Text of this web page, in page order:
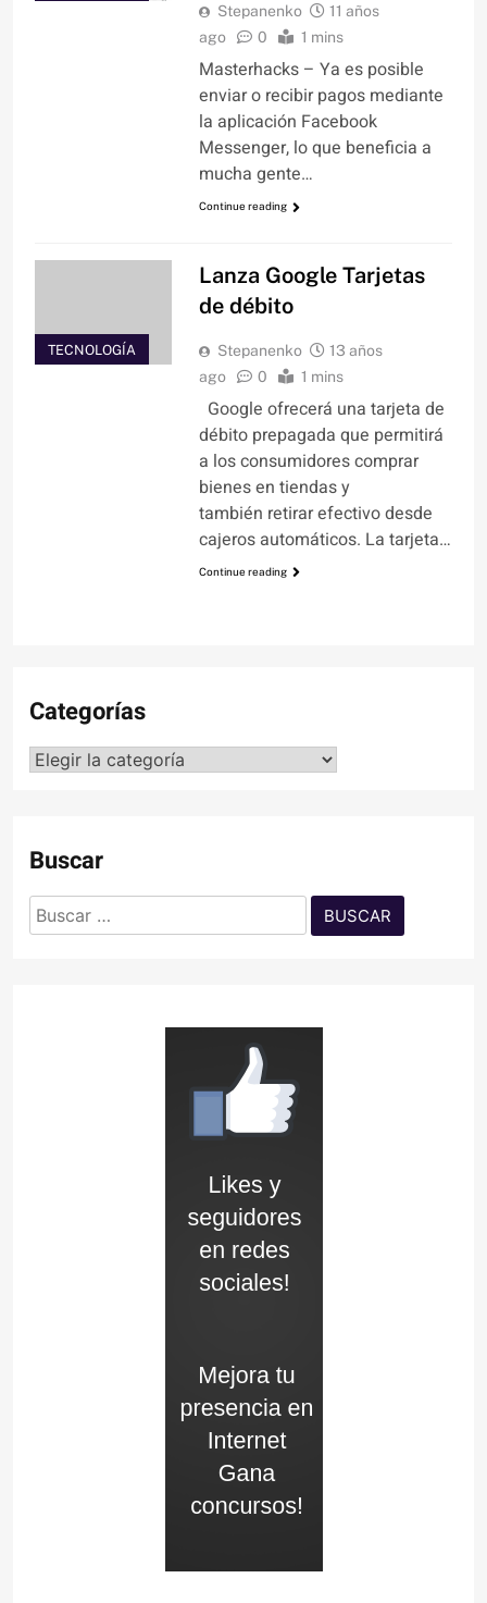
Stepanenko
11 años
ago
0 1 mins
Masterhacks – Ya es posible
enviar o recibir pagos mediante
la aplicación Facebook
Messenger, lo que beneficia a
mucha gente…
Continue reading
TECNOLOGÍA
Lanza Google Tarjetas
de débito
Stepanenko
13 años
ago
0 1 mins
Google ofrecerá una tarjeta de
débito prepagada que permitirá
a los consumidores comprar
bienes en tiendas y
también retirar efectivo desde
cajeros automáticos. La tarjeta…
Continue reading
Categorías
Categorías
Buscar
Buscar: